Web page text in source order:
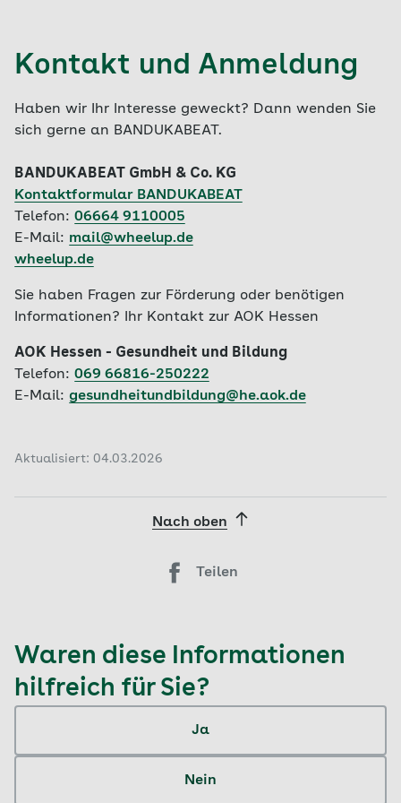
Kontakt und Anmeldung
Haben wir Ihr Interesse geweckt? Dann wenden Sie
sich gerne an BANDUKABEAT.
BANDUKABEAT GmbH & Co. KG
Kontaktformular BANDUKABEAT
Telefon: 06664 9110005
E-Mail: mail@wheelup.de
wheelup.de
Sie haben Fragen zur Förderung oder benötigen
Informationen? Ihr Kontakt zur AOK Hessen
AOK Hessen - Gesundheit und Bildung
Telefon: 069 66816-250222
E-Mail: gesundheitundbildung@he.aok.de
Aktualisiert: 04.03.2026
Nach oben
Teilen
Waren diese Informationen
hilfreich für Sie?
Ja
Nein